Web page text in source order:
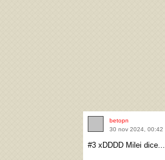
betopn
30 nov 2024, 00:42
#3 xDDDD Milei dice...